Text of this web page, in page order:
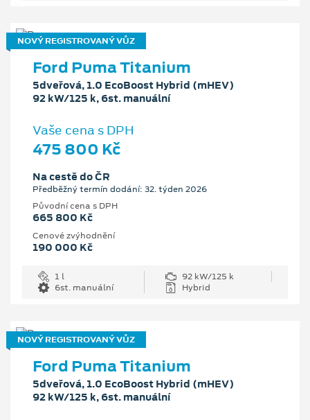
NOVÝ REGISTROVANÝ VŮZ
Ford Puma Titanium
5dveřová, 1.0 EcoBoost Hybrid (mHEV)
92 kW/125 k, 6st. manuální
Vaše cena s DPH
475 800 Kč
Na cestě do ČR
Předběžný termín dodání: 32. týden 2026
Původní cena s DPH
665 800 Kč
Cenové zvýhodnění
190 000 Kč
1 l
92 kW/125 k
6st. manuální
Hybrid
NOVÝ REGISTROVANÝ VŮZ
Ford Puma Titanium
5dveřová, 1.0 EcoBoost Hybrid (mHEV)
92 kW/125 k, 6st. manuální